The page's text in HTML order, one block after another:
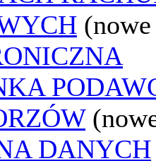
DANYCH